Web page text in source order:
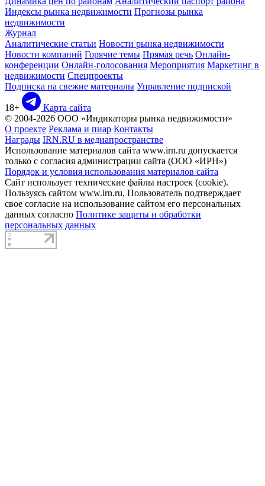
Индексы рынка недвижимости Прогнозы рынка
недвижимости
Журнал
Аналитические статьи Новости рынка недвижимости
Новости компаний Горячие темы Прямая речь Онлайн-
конференции Онлайн-голосования Мероприятия Маркетинг в
недвижимости Спецпроекты
Подписка на свежие материалы Управление подпиской
18+
Карта сайта
© 2004-2026 ООО «Индикаторы рынка недвижимости»
О проекте Реклама и пиар Контакты
Награды IRN.RU в медиапространстве
Использование материалов сайта www.irn.ru допускается
только с согласия администрации сайта (ООО «ИРН»)
Порядок и условия использования материалов сайта
Сайт использует технические файлы настроек (cookie).
Пользуясь сайтом www.irn.ru, Пользователь подтверждает
свое согласие на использование сайтом его персональных
данных согласно Политике защиты и обработки
персональных данных